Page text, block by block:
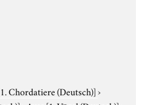
Chordatiere (Deutsch)]›